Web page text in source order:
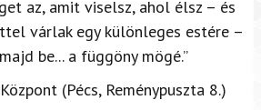
az, amit viselsz, ahol élsz – és
várlak egy különleges estére –
be... a függöny mögé.”
(Pécs, Reménypuszta 8.)